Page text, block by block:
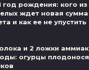
год рождения: кого из
ждет новая сумма
и как ее не упустить
и 2 ложки
огурцы